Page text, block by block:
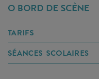
O BORD DE SCÈNE
TARIFS
SÉANCES SCOLAIRES